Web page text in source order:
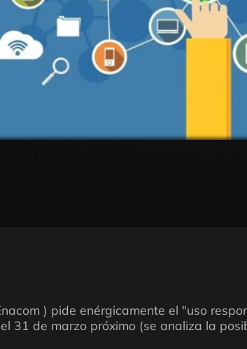
) pide enérgicamente el "uso
31 de marzo próximo (se analiza la